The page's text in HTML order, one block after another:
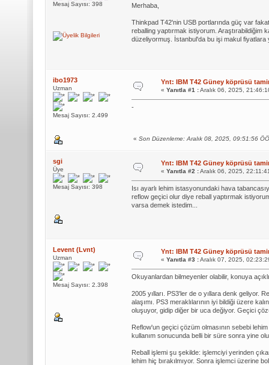
Mesaj Sayısı: 398 Merhaba,
Thinkpad T42'nin USB portlarında güç var
reballing yaptırmak istiyorum.
düzeliyormuş. İstanbul'da bu işi makul
ibo1973
Uzman
Mesaj Sayısı: 2.499
Ynt: IBM T42 Güney köprüsü
« Yanıtla #1 :Aralık 06, 2025,
-
« Son Düzenleme: Aralık 08, 2025, 09:51:56
sgi
Üye
Mesaj Sayısı: 398
Ynt: IBM T42 Güney köprüsü
« Yanıtla #2 :Aralık 06, 2025,
Isı ayarlı lehim istasyonundaki hava
reflow geçici olur diye reball yaptırmak
varsa demek istedim...
Levent (Lvnt)
Uzman
Mesaj Sayısı: 2.398
Ynt: IBM T42 Güney köprüsü
« Yanıtla #3 :Aralık 07, 2025,
Okuyanlardan bilmeyenler olabilir, konuya
2005 yılları. PS3'ler de o yıllara denk geliyor.
alaşımı. PS3 meraklılarının iyi bildiği üzere
oluşuyor, gidip diğer bir uca değiyor. Geçici
Reflow'un geçici çözüm olmasının sebebi
kullanım sonucunda belli bir süre sonra yine
Reball işlemi şu şekilde: işlemciyi yerinden
lehim hiç bırakılmıyor. Sonra işlemci üzerine